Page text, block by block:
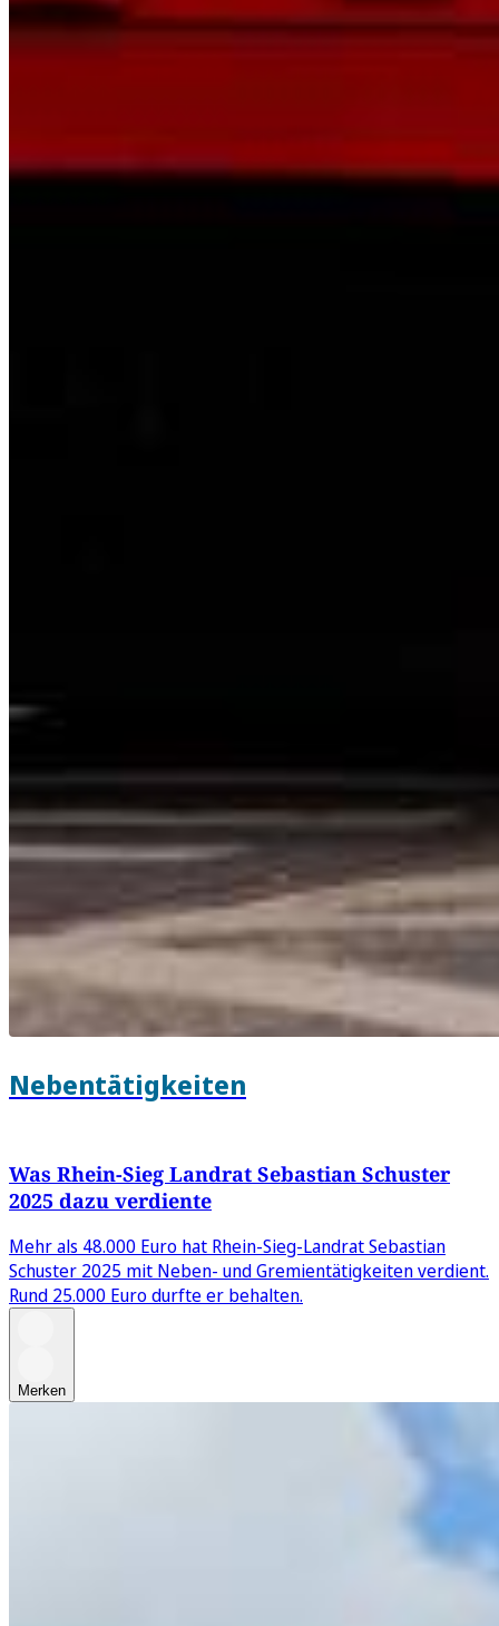
Nebentätigkeiten
Was Rhein-Sieg Landrat Sebastian Schuster
2025 dazu verdiente
Mehr als 48.000 Euro hat Rhein-Sieg-Landrat Sebastian
Schuster 2025 mit Neben- und Gremientätigkeiten verdient.
Rund 25.000 Euro durfte er behalten.
Merken